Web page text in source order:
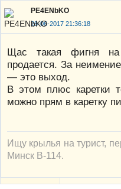
PE4ENbKO
28-06-2017 21:36:18
Щас такая фигня
продается. За
— это выход.
В этом плюс каретки
можно прям в каретку
Ищу крылья на турист,
Минск В-114.